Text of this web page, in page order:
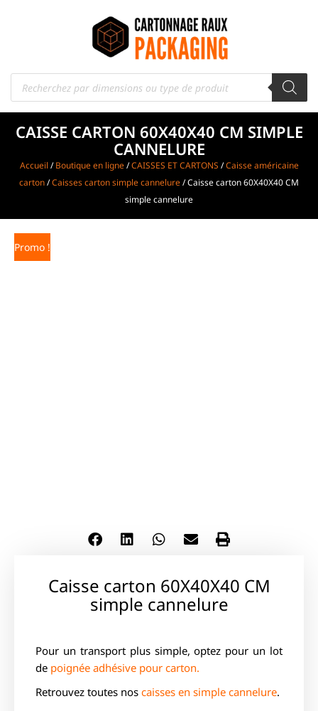
CAISSE CARTON 60X40X40 CM SIMPLE
CANNELURE
Accueil /Boutique en ligne/CAISSES ET CARTONS /Caisse américaine
carton/Caisses carton simple cannelure/ Caisse carton 60X40X40 CM
simple cannelure
Promo !
Caisse carton 60X40X40 CM
simple cannelure
Pour un transport plus simple, optez pour un lot
de poignée adhésive pour carton.
Retrouvez toutes nos caisses en simple cannelure.